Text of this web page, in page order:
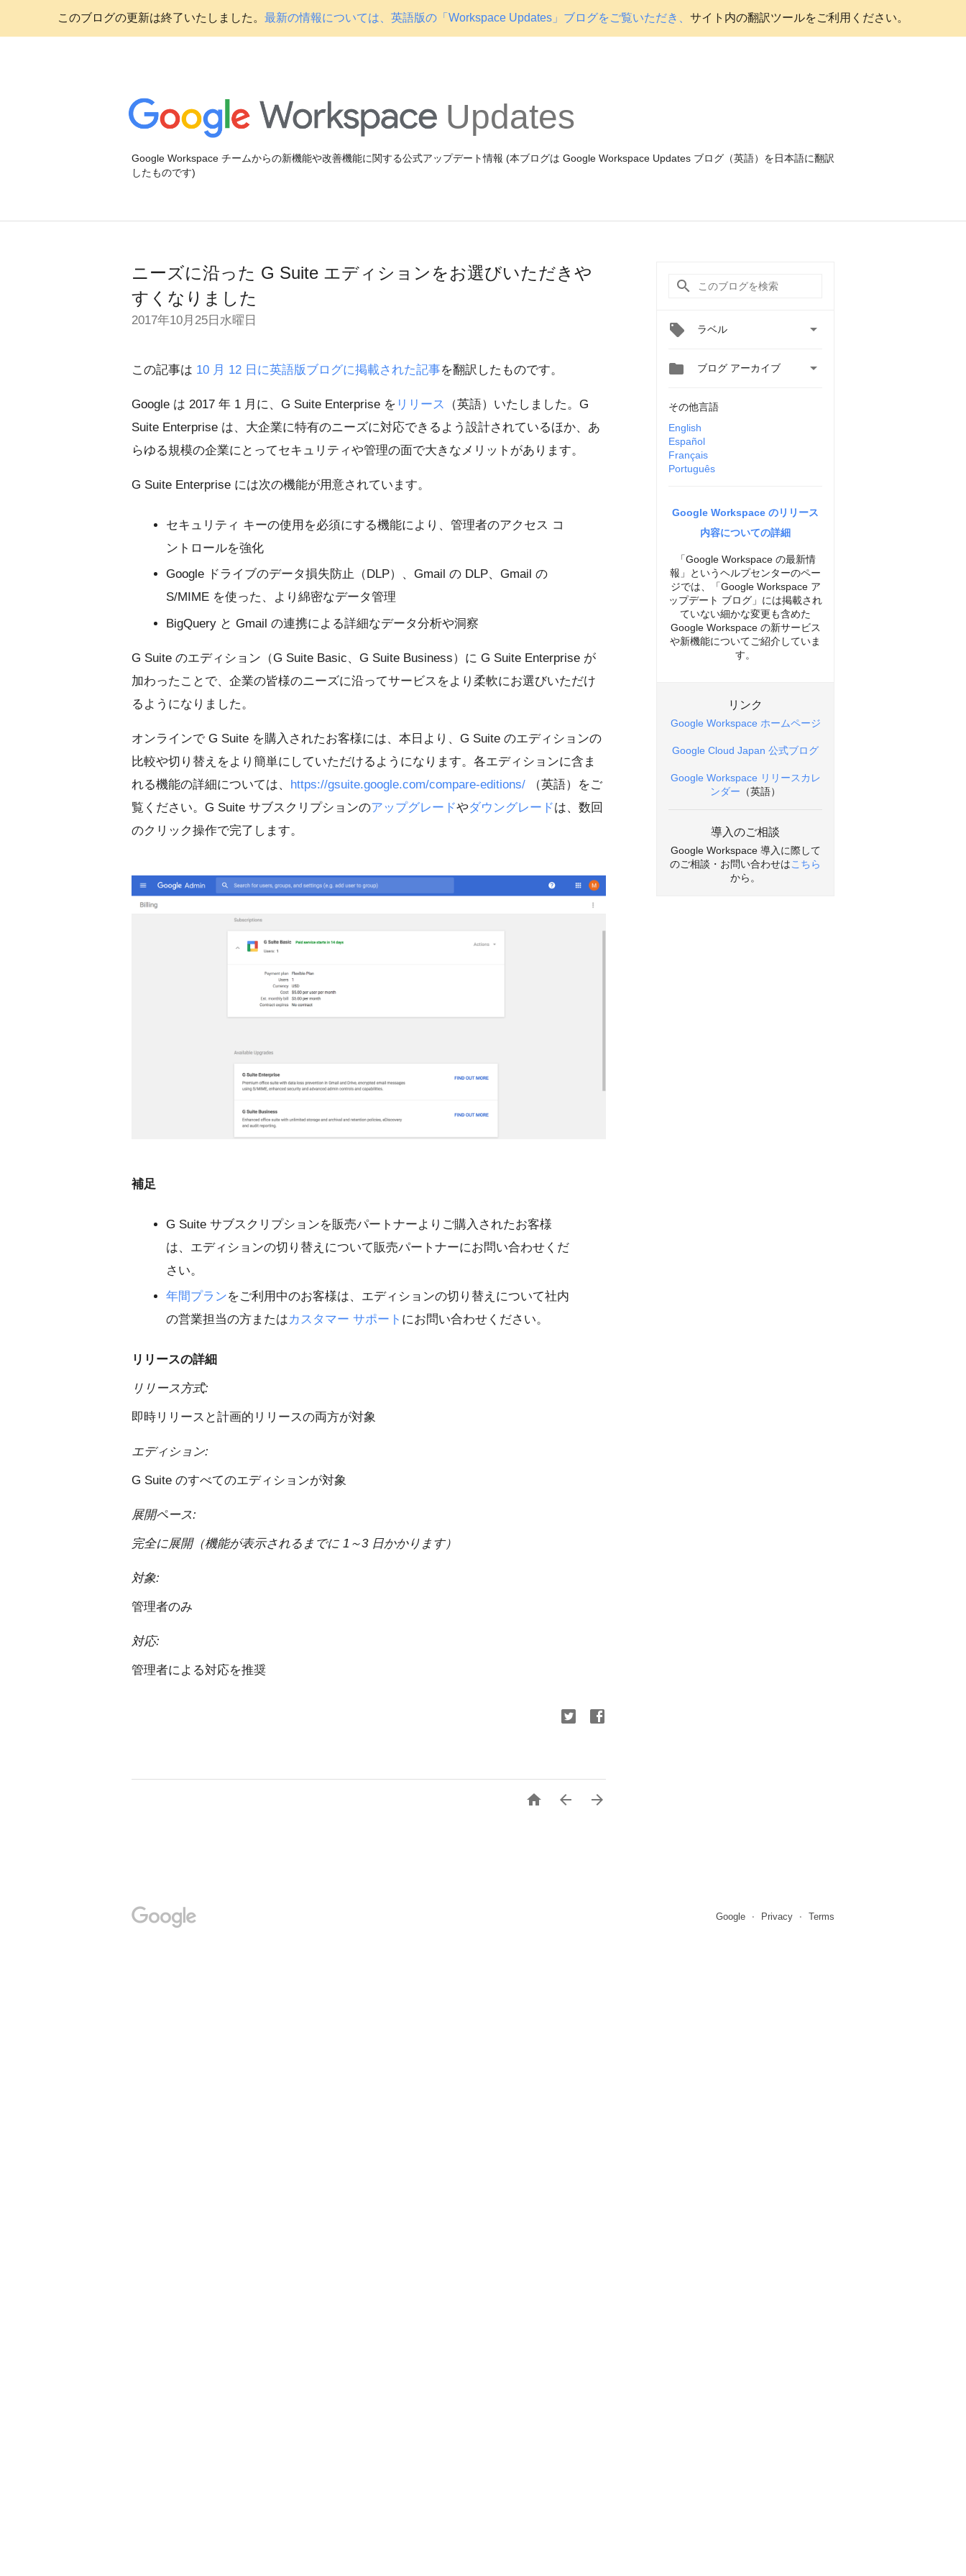
このブログの更新は終了いたしました。 最新の情報については、英語版の「Workspace Updates」ブログをご覧いただき、 サイト内の翻訳ツールをご利用ください。
Updates
Google Workspace チームからの新機能や改善機能に関する公式アップデート情報 (本ブログは Google Workspace Updates ブログ（英語）を日本語に翻訳
したものです)
ニーズに沿った G Suite エディションをお選びいただきや
すくなりました
2017年10月25日水曜日
この記事は 10 月 12 日に英語版ブログに掲載された記事を翻訳したものです。
Google は 2017 年 1 月に、G Suite Enterprise を リリース
（英語）いたしました。G
Suite Enterprise は、大企業に特有のニーズに対応できるよう設計されているほか、あ
らゆる規模の企業にとってセキュリティや管理の面で大きなメリットがあります。
G Suite Enterprise には次の機能が用意されています。
セキュリティ キーの使用を必須にする機能により、管理者のアクセス コ
ントロールを強化
Google ドライブのデータ損失防止（DLP）、Gmail の DLP、Gmail の
S/MIME を使った、より綿密なデータ管理
BigQuery と Gmail の連携による詳細なデータ分析や洞察
G Suite のエディション（G Suite Basic、G Suite Business）に G Suite Enterprise が
加わったことで、企業の皆様のニーズに沿ってサービスをより柔軟にお選びいただけ
るようになりました。
オンラインで G Suite を購入されたお客様には、本日より、G Suite のエディションの
比較や切り替えをより簡単にしていただけるようになります。各エディションに含ま
れる機能の詳細については、 https://gsuite.google.com/compare-editions/ （英語）をご
覧ください。G Suite サブスクリプションのアップグレードやダウングレードは、数回
のクリック操作で完了します。
補足
G Suite サブスクリプションを販売パートナーよりご購入されたお客様
は、エディションの切り替えについて販売パートナーにお問い合わせくだ
さい。
年間プランをご利用中のお客様は、エディションの切り替えについて社内
の営業担当の方またはカスタマー サポート にお問い合わせください。
リリースの詳細
リリース方式:
即時リリースと計画的リリースの両方が対象
エディション:
G Suite のすべてのエディションが対象
展開ペース:
完全に展開（機能が表示されるまでに 1～3 日かかります）
対象:
管理者のみ
対応:
管理者による対応を推奨
  
ラベル 
 ブログ アーカイブ 
その他言語
English
Español
Français
Português
Google Workspace のリリース
内容についての詳細
「Google Workspace の最新情
報」というヘルプセンターのペー
ジでは、「Google Workspace ア
ップデート ブログ」には掲載され
ていない細かな変更も含めた
Google Workspace の新サービス
や新機能についてご紹介していま
す。
リンク
Google Workspace ホームページ
Google Cloud Japan 公式ブログ
Google Workspace リリースカレ
ンダー （英語）
導入のご相談
Google Workspace 導入に際して
のご相談・お問い合わせはこちら
から。
Google Privacy Terms